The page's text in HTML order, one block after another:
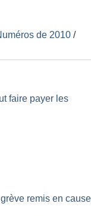
de 2010 /
faire payer les
remis en cause